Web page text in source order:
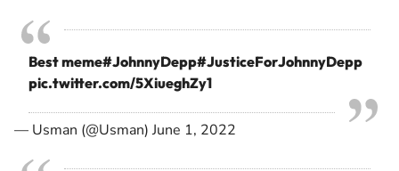
Best meme#JohnnyDepp#JusticeForJohnnyDepp
pic.twitter.com/5XiueghZy1
— Usman (@Usman)June 1, 2022